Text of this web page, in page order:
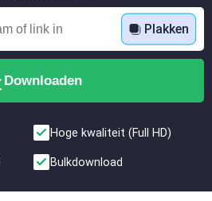
Plakken
Downloaden
Hoge kwaliteit (Full HD)
Bulkdownload